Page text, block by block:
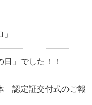
」でした！！
認定証交付式のご報